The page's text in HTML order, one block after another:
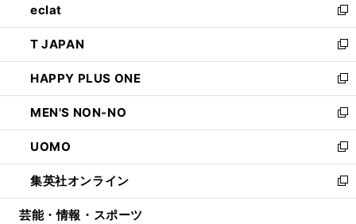
く
で
開
く
ド
ウ
で
開
く
ィ
ン
ド
ウ
で
開
く
い
ウ
ィ
ン
ド
ウ
で
開
く
eclat
新
し
い
ウ
ィ
ン
ド
ウ
で
開
く
T JAPAN
新
し
い
ウ
ィ
ン
ド
ウ
で
開
HAPPY PLUS ONE
新
し
い
ウ
ィ
ン
ド
ウ
MEN'S NON-NO
新
し
い
ウ
ィ
ン
UOMO
新
し
い
ウ
集英社オンライン
新
し
芸能・情報・スポーツ